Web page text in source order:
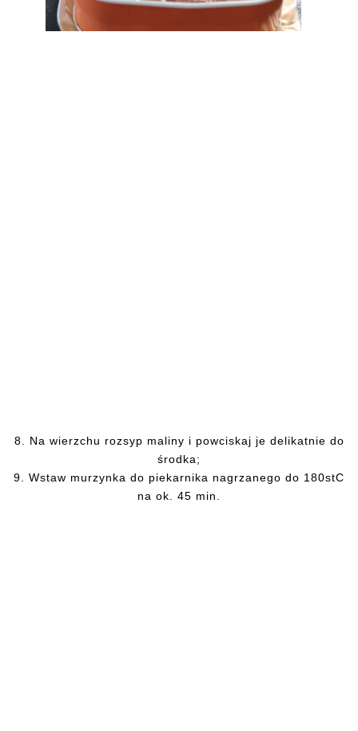
8. Na wierzchu rozsyp maliny i powciskaj je delikatnie do
środka;
9. Wstaw murzynka do piekarnika nagrzanego do 180stC
na ok. 45 min.